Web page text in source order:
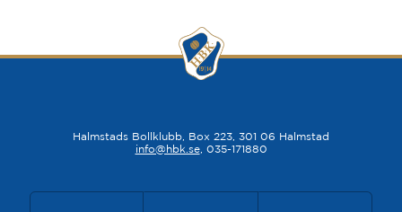
Halmstads Bollklubb, Box 223, 301 06 Halmstad
info@hbk.se, 035-171880